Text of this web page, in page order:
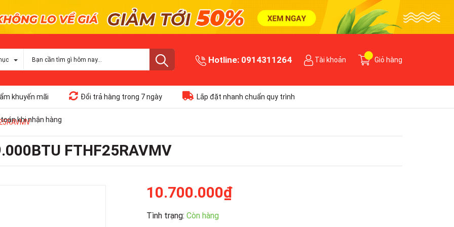
Hotline: 0914311264 Tài khoản Giỏ hàng
khuyến mãi Đổi trả hàng trong 7 ngày Lắp đặt nhanh chuẩn quy trình
khi nhận hàng
FTHF25RAVMV
10.700.000₫
Tình trạng: Còn hàng